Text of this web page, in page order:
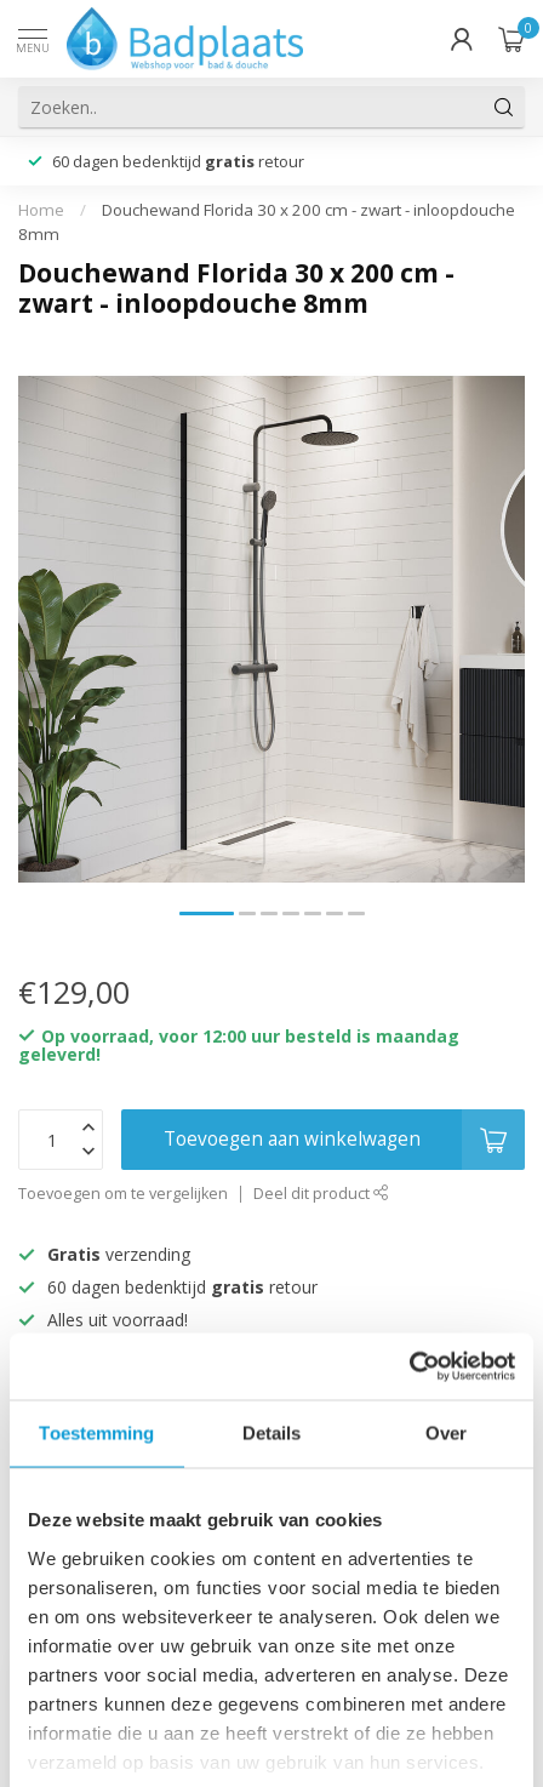
Toestemming Details Over
Deze website maakt gebruik van cookies
We gebruiken cookies om content en advertenties te
personaliseren, om functies voor social media te bieden
en om ons websiteverkeer te analyseren. Ook delen we
informatie over uw gebruik van onze site met onze
partners voor social media, adverteren en analyse. Deze
partners kunnen deze gegevens combineren met andere
informatie die u aan ze heeft verstrekt of die ze hebben
verzameld op basis van uw gebruik van hun services.
MENU
0
60 dagen bedenktijd gratis retour
Home /
Douchewand Florida 30 x 200 cm - zwart - inloopdouche
8mm
Douchewand Florida 30 x 200 cm -
zwart - inloopdouche 8mm
€129,00
Op voorraad, voor 12:00 uur besteld is maandag
geleverd!
Toevoegen aan winkelwagen
Toevoegen om te vergelijken Deel dit product
Gratis verzending
60 dagen bedenktijd gratis retour
Alles uit voorraad!
Productomschrijving
Recent bekeken